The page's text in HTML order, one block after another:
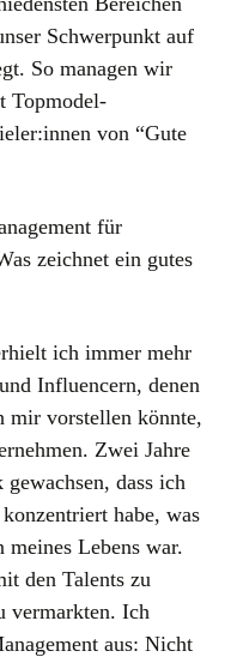
Schwerpunkt auf
So managen wir
Topmodel-
von “Gute
für
zeichnet ein gutes
ich immer mehr
Influencern, denen
mir vorstellen könnte,
Zwei Jahre
dass ich
habe, was
meines Lebens war.
den Talents zu
vermarkten. Ich
aus: Nicht